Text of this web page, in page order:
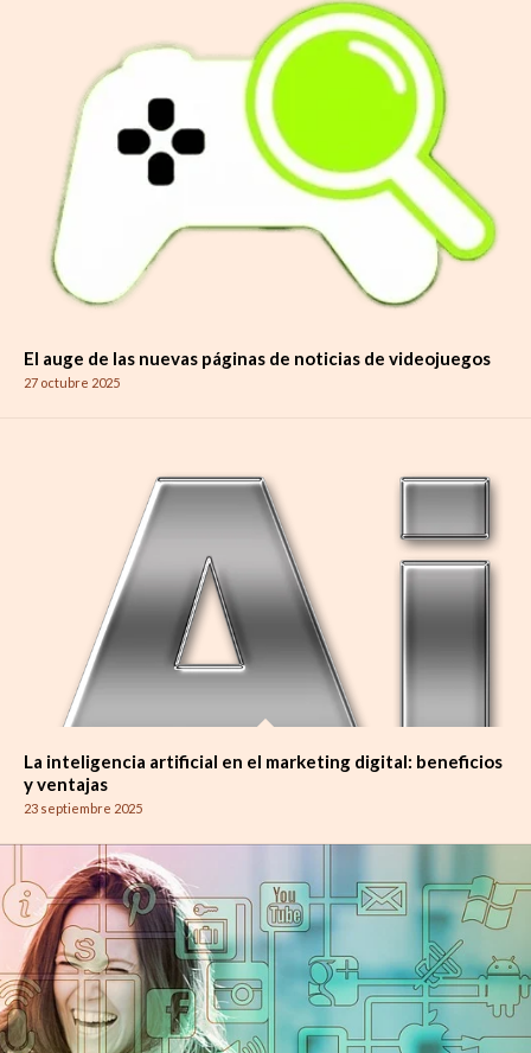
El auge de las nuevas páginas de noticias de videojuegos
27 octubre 2025
La inteligencia artificial en el marketing digital: beneficios
y ventajas
23 septiembre 2025